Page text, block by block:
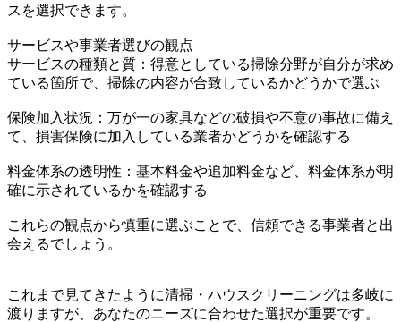
スを選択できます。
サービスや事業者選びの観点
サービスの種類と質：得意としている掃除分野が自分が求め
ている箇所で、掃除の内容が合致しているかどうかで選ぶ
保険加入状況：万が一の家具などの破損や不意の事故に備え
て、損害保険に加入している業者かどうかを確認する
料金体系の透明性：基本料金や追加料金など、料金体系が明
確に示されているかを確認する
これらの観点から慎重に選ぶことで、信頼できる事業者と出
会えるでしょう。
これまで見てきたように清掃・ハウスクリーニングは多岐に
渡りますが、あなたのニーズに合わせた選択が重要です。